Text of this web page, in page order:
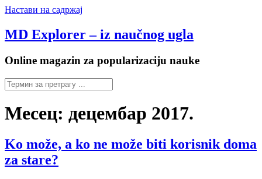
Настави на садржај
MD Explorer – iz naučnog ugla
Online magazin za popularizaciju nauke
Месец: децембар 2017.
Ko može, a ko ne može biti korisnik doma
za stare?